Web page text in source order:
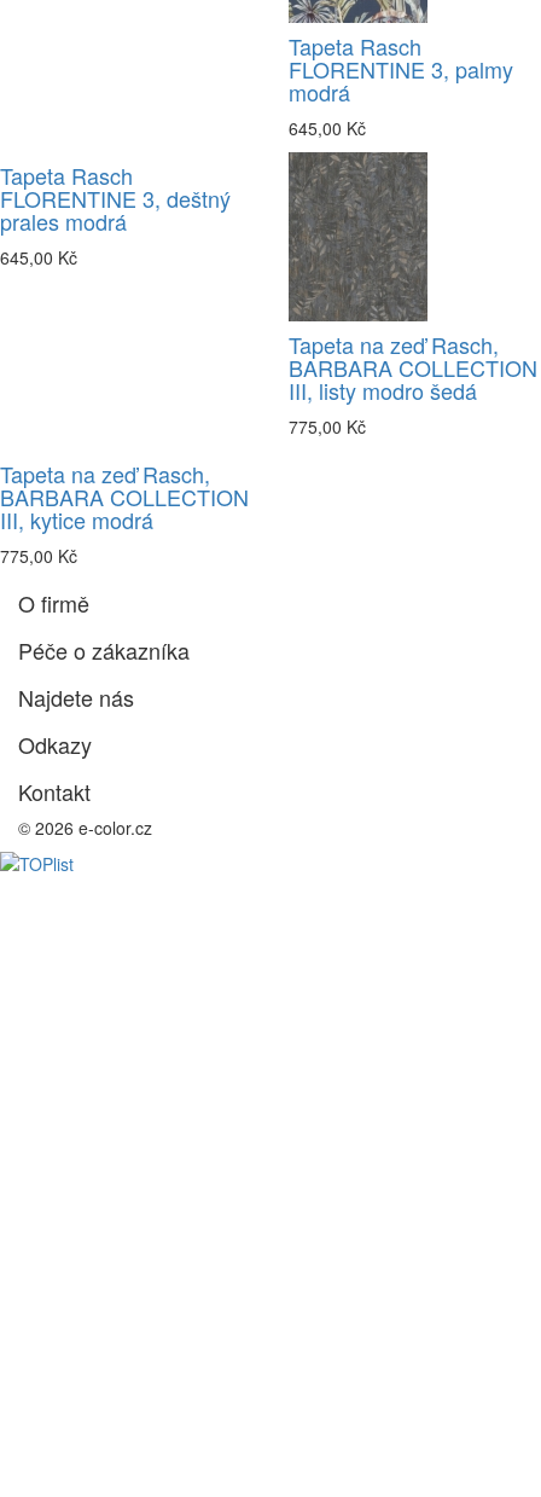
Tapeta Rasch
FLORENTINE 3, palmy
modrá
645,00 Kč
Tapeta Rasch
FLORENTINE 3, deštný
prales modrá
645,00 Kč
Tapeta na zeď Rasch,
BARBARA COLLECTION
III, listy modro šedá
775,00 Kč
Tapeta na zeď Rasch,
BARBARA COLLECTION
III, kytice modrá
775,00 Kč
O firmě
Péče o zákazníka
Najdete nás
Odkazy
Kontakt
© 2026 e-color.cz